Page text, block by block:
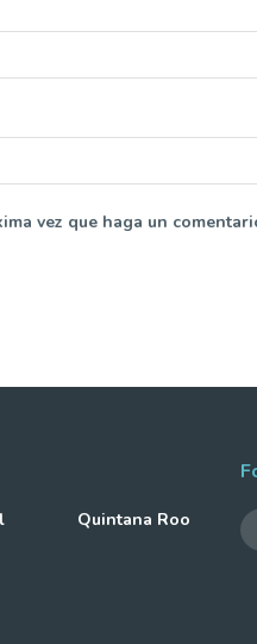
vez que haga un
Quintana Roo